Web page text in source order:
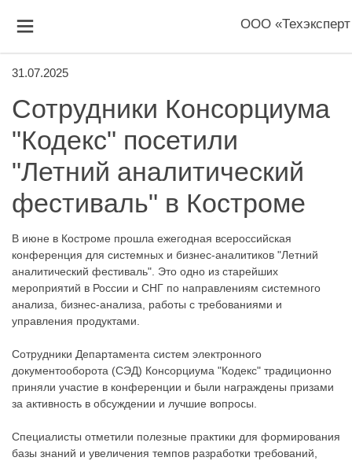
ООО «Техэксперт
31.07.2025
Сотрудники Консорциума
"Кодекс" посетили
"Летний аналитический
фестиваль" в Костроме
В июне в Костроме прошла ежегодная всероссийская
конференция для системных и бизнес-аналитиков "Летний
аналитический фестиваль". Это одно из старейших
мероприятий в России и СНГ по направлениям системного
анализа, бизнес-анализа, работы с требованиями и
управления продуктами.
Сотрудники Департамента систем электронного
документооборота (СЭД) Консорциума "Кодекс" традиционно
приняли участие в конференции и были награждены призами
за активность в обсуждении и лучшие вопросы.
Специалисты отметили полезные практики для формирования
базы знаний и увеличения темпов разработки требований,